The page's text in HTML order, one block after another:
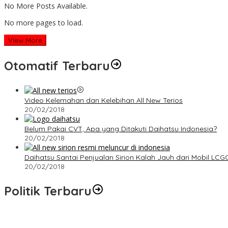
No More Posts Available.
No more pages to load.
View More
Otomatif Terbaru
Video Kelemahan dan Kelebihan All New Terios
20/02/2018
Belum Pakai CVT, Apa yang Ditakuti Daihatsu Indonesia?
20/02/2018
Daihatsu Santai Penjualan Sirion Kalah Jauh dari Mobil
20/02/2018
Politik Terbaru